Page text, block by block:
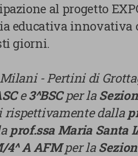
al progetto
educativa innovativa
giorni.
- Pertini di
e3^BSCper la
rispettivamente dalla
prof.ssa Maria Santa
4^ A AFMper la